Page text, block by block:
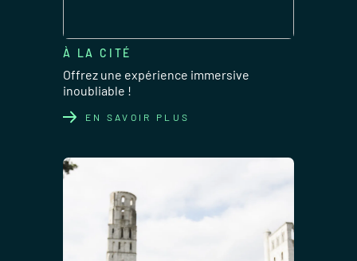
EN SAVOIR PLUS
À LA CITÉ
Offrez une expérience immersive
inoubliable !